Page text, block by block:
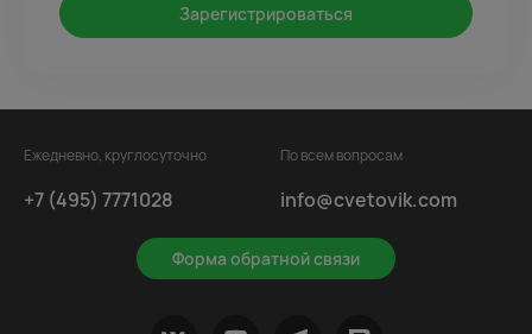
Зарегистрироваться
Ежедневно, круглосуточно
+7 (495) 7771028
Форма обратной связи
По всем вопросам
info@cvetovik.com